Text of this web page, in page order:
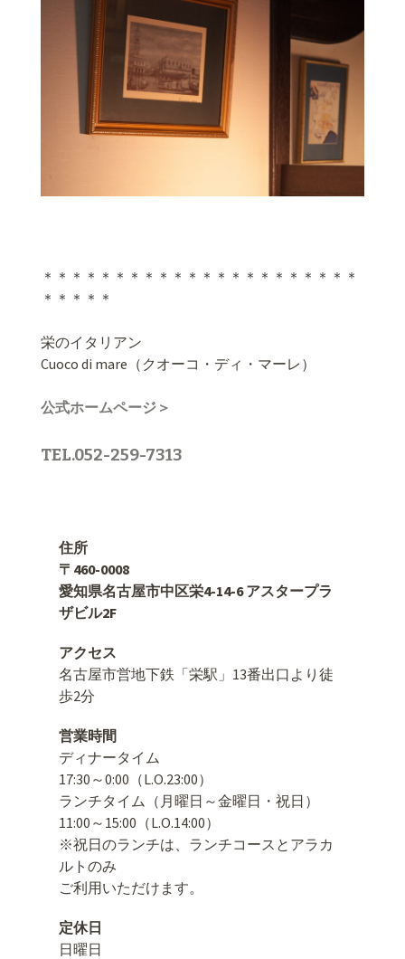
＊＊＊＊＊＊＊＊＊＊＊＊＊＊＊＊＊＊＊＊＊＊
＊＊＊＊＊
栄のイタリアン
Cuoco di mare（クオーコ・ディ・マーレ）
公式ホームページ＞
TEL.052-259-7313
住所
〒460-0008
愛知県名古屋市中区栄4-14-6 アスタープラ
ザビル2F
アクセス
名古屋市営地下鉄「栄駅」13番出口より徒
歩2分
営業時間
ディナータイム
17:30～0:00（L.O.23:00）
ランチタイム（月曜日～金曜日・祝日）
11:00～15:00（L.O.14:00）
※祝日のランチは、ランチコースとアラカ
ルトのみ
ご利用いただけます。
定休日
日曜日